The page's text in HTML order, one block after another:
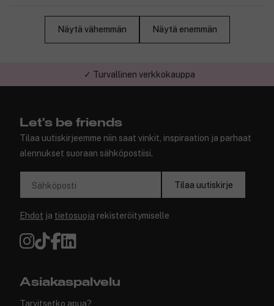
Näytä vähemmän Näytä enemmän
✓ Turvallinen verkkokauppa
Let's be friends
Tilaa uutiskirjeemme niin saat vinkit, inspiraation ja parhaat
alennukset suoraan sähköpostiisi.
Sähköposti Tilaa uutiskirje
Ehdot ja tietosuoja rekisteröitymiselle
Asiakaspalvelu
Tarvitsetko apua?